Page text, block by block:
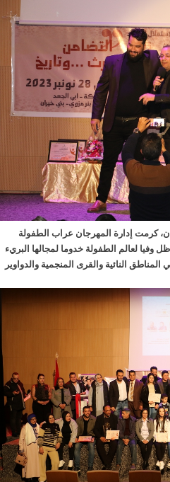
كرمت إدارة المهرجان عراب الطفولة
وفيا لعالم الطفولة خدوما لمجالها البريء
المناطق النائية والقرى المنجمية والدواوير